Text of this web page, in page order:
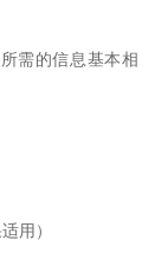
需的信息基本相
用）